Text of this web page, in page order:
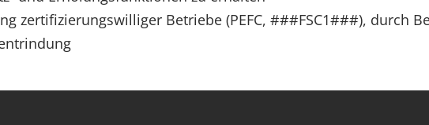
zertifizierungswilliger Betriebe (PEFC, ###FSC1###), durch